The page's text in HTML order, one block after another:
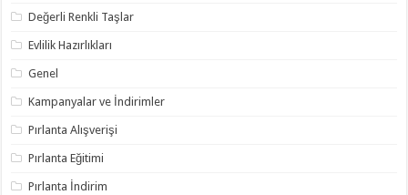
Değerli Renkli Taşlar
Evlilik Hazırlıkları
Genel
Kampanyalar ve İndirimler
Pırlanta Alışverişi
Pırlanta Eğitimi
Pırlanta İndirim